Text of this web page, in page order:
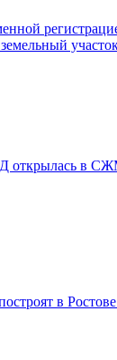
открылась в
в